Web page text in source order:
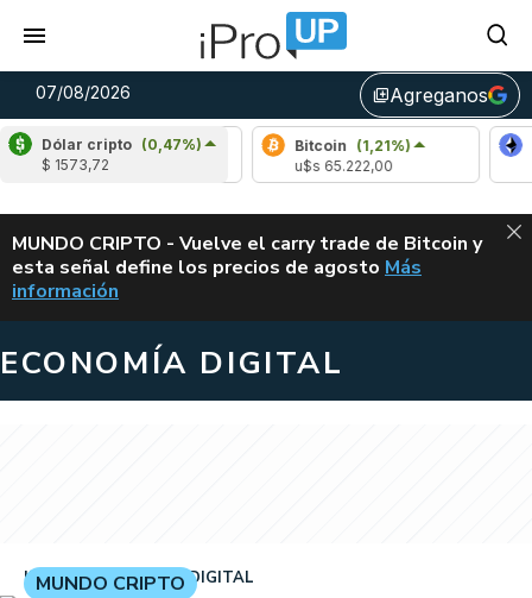
07/08/2026 library_addAgreganos
Dólar cripto (0,47%)
$ 1573,72
Arbitrum
(0,50%)
u$s 0,08
Bitcoin (1,21%)
u$s 65.222,00
ALERTA
MUNDO CRIPTO - Vuelve el carry trade de Bitcoin y
esta señal define los precios de agosto VUELVE EL
Más
información
ECONOMÍA DIGITAL
IPROUP ECONOMÍA DIGITAL
MUNDO CRIPTO